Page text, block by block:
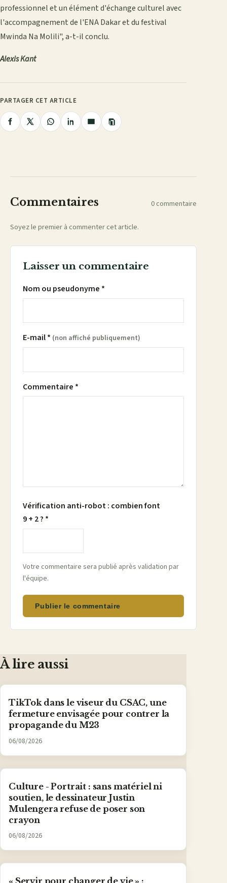
professionnel et un élément d'échange culturel avec
l'accompagnement de l'ENA Dakar et du festival
Mwinda Na Molili", a-t-il conclu.
Alexis Kant
PARTAGER CET ARTICLE
PartagerPartagerPartagerPartagerPartager
Copier
le
Commentaires 0 commentaire
Soyez le premier à commenter cet article.
Laisser un commentaire
Nom ou pseudonyme *
E-mail * (non affiché publiquement)
Commentaire *
Vérification anti-robot : combien font
9 + 2 ? *
Votre commentaire sera publié après validation par
l'équipe.
Publier le commentaire
À lire aussi
TikTok dans le viseur du CSAC, une
fermeture envisagée pour contrer la
propagande du M23
06/08/2026
Culture - Portrait : sans matériel ni
soutien, le dessinateur Justin
Mulengera refuse de poser son
crayon
06/08/2026